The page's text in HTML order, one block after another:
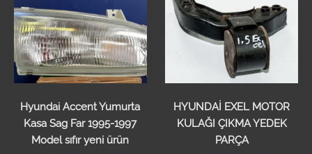
Hyundai Accent Yumurta
Kasa Sag Far 1995-1997
Model sıfır yeni ürün
HYUNDAİ EXEL MOTOR
KULAĞI ÇIKMA YEDEK
PARÇA